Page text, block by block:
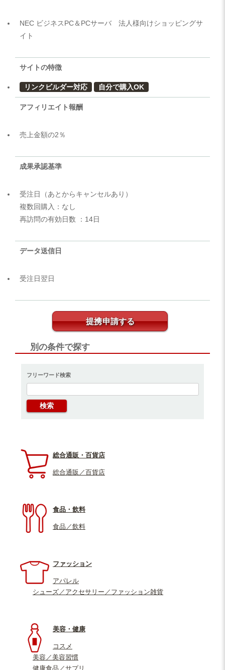
NEC ビジネスPC＆PCサーバ 法人様向けショッピングサ
イト
サイトの特徴
リンクビルダー対応 自分で購入OK
アフィリエイト報酬
売上金額の2％
成果承認基準
受注日（あとからキャンセルあり）
複数回購入：なし
再訪問の有効日数 ：14日
データ送信日
受注日翌日
提携申請する
別の条件で探す
フリーワード検索
総合通販・百貨店
総合通販／百貨店
食品・飲料
食品／飲料
ファッション
アパレル
シューズ／アクセサリー／ファッション雑貨
美容・健康
コスメ
美容／美容習慣
健康食品／サプリ